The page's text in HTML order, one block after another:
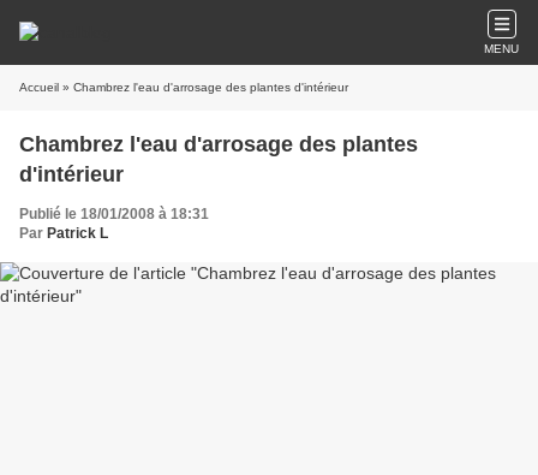
MENU
Accueil » Chambrez l'eau d'arrosage des plantes d'intérieur
Chambrez l'eau d'arrosage des plantes
d'intérieur
Publié le 18/01/2008 à 18:31
Par Patrick L